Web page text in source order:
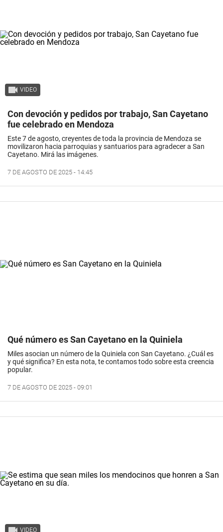
VIDEO
Con devoción y pedidos por trabajo, San Cayetano
fue celebrado en Mendoza
Este 7 de agosto, creyentes de toda la provincia de Mendoza se
movilizaron hacia parroquias y santuarios para agradecer a San
Cayetano. Mirá las imágenes.
7 DE AGOSTO DE 2025 - 14:45
Qué número es San Cayetano en la Quiniela
Miles asocian un número de la Quiniela con San Cayetano. ¿Cuál es
y qué significa? En esta nota, te contamos todo sobre esta creencia
popular.
7 DE AGOSTO DE 2025 - 09:01
VIDEO